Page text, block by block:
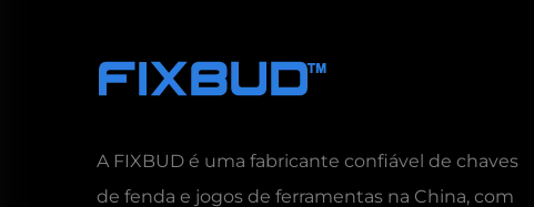
A FIXBUD é uma fabricante confiável de chaves
de fenda e jogos de ferramentas na China, com